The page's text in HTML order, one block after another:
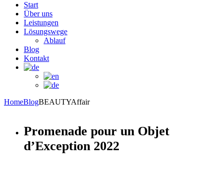
Start
Über uns
Leistungen
Lösungswege
Ablauf
Blog
Kontakt
HomeBlogBEAUTYAffair
Promenade pour un Objet
d’Exception 2022